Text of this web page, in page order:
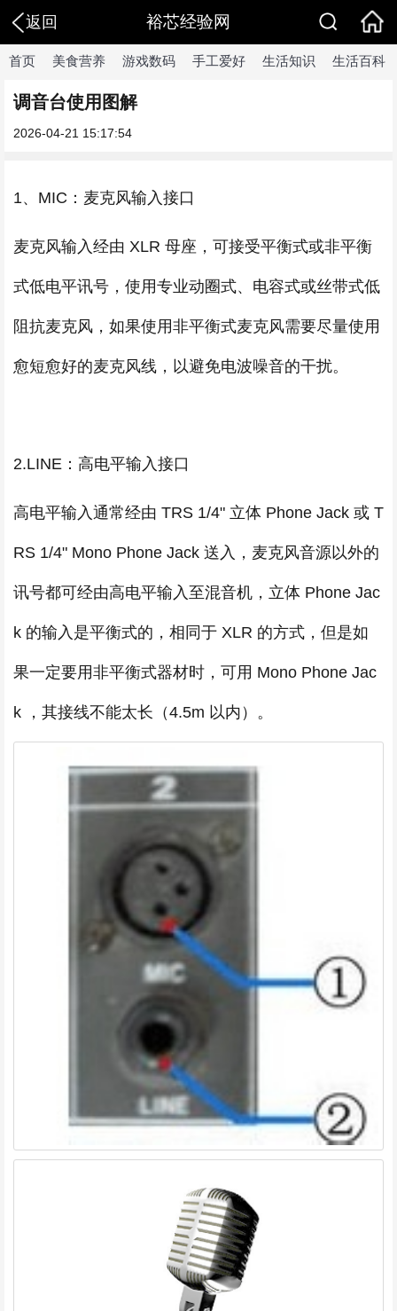
返回 裕芯经验网
首页 美食营养 游戏数码 手工爱好 生活知识 生活百科
调音台使用图解
2026-04-21 15:17:54
1、MIC：麦克风输入接口
麦克风输入经由 XLR 母座，可接受平衡式或非平衡
式低电平讯号，使用专业动圈式、电容式或丝带式低
阻抗麦克风，如果使用非平衡式麦克风需要尽量使用
愈短愈好的麦克风线，以避免电波噪音的干扰。
2.LINE：高电平输入接口
高电平输入通常经由 TRS 1/4" 立体 Phone Jack 或 T
RS 1/4" Mono Phone Jack 送入，麦克风音源以外的
讯号都可经由高电平输入至混音机，立体 Phone Jac
k 的输入是平衡式的，相同于 XLR 的方式，但是如
果一定要用非平衡式器材时，可用 Mono Phone Jac
k ，其接线不能太长（4.5m 以内）。